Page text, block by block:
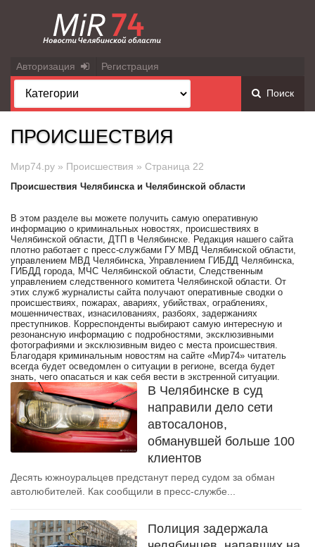
Авторизация Регистрация
Поиск
ПРОИСШЕСТВИЯ
Мир74.ру » Происшествия » Страница 22
Происшествия Челябинска и Челябинской области
В этом разделе вы можете получить самую оперативную
информацию о криминальных новостях, происшествиях в
Челябинской области, ДТП в Челябинске. Редакция нашего сайта
плотно работает с пресс-службами ГУ МВД Челябинской области,
управлением МВД Челябинска, Управлением ГИБДД Челябинска,
ГИБДД города, МЧС Челябинской области, Следственным
управлением следственного комитета Челябинской области. От
этих служб журналисты сайта получают оперативные сводки о
происшествиях, пожарах, авариях, убийствах, ограблениях,
мошенничествах, изнасилованиях, разбоях, задержаниях
преступников. Корреспонденты выбирают самую интересную и
резонансную информацию с подробностями, эксклюзивными
фотографиями и эксклюзивным видео с места происшествия.
Благодаря криминальным новостям на сайте «Мир74» читатель
всегда будет осведомлен о ситуации в регионе, всегда будет
знать, чего опасаться и как себя вести в экстренной ситуации.
В Челябинске в суд
направили дело сети
автосалонов,
обманувшей больше 100
клиентов
Десять южноуральцев предстанут перед судом за обман
автолюбителей. Как сообщили в пресс-службе...
Полиция задержала